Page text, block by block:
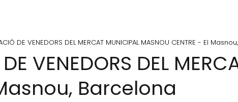
DE VENEDORS DEL MERCAT MUNICIPAL MASNOU CENTRE - El
VENEDORS DEL
Barcelona